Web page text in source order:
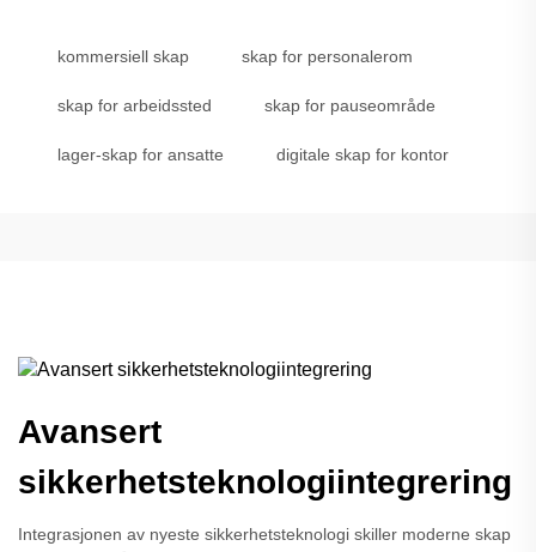
kommersiell skap skap for personalerom
skap for arbeidssted skap for pauseområde
lager-skap for ansatte digitale skap for kontor
Avansert
sikkerhetsteknologiintegrering
Integrasjonen av nyeste sikkerhetsteknologi skiller moderne skap